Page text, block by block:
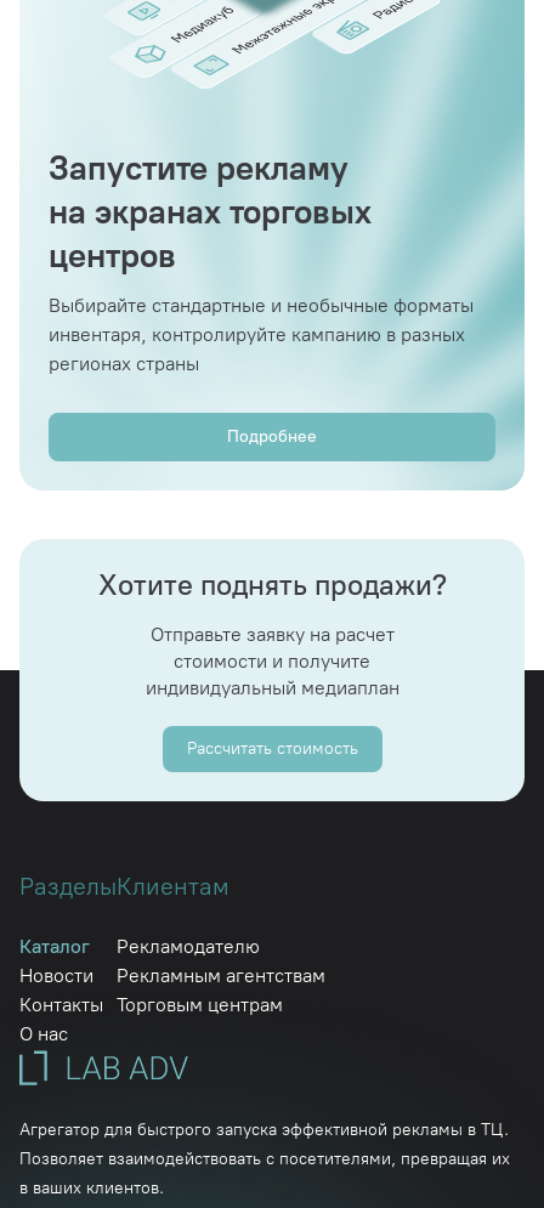
Запустите рекламу
на экранах торговых
центров
Выбирайте стандартные и необычные форматы
инвентаря, контролируйте кампанию в разных
регионах страны
Подробнее
Хотите поднять продажи?
Отправьте заявку на расчет
стоимости и получите
индивидуальный медиаплан
Рассчитать стоимость
Агрегатор для быстрого запуска эффективной рекламы в ТЦ.
Позволяет взаимодействовать с посетителями, превращая их
в ваших клиентов.
Разделы
Каталог
Новости
Контакты
О нас
Клиентам
Рекламодателю
Рекламным агентствам
Торговым центрам